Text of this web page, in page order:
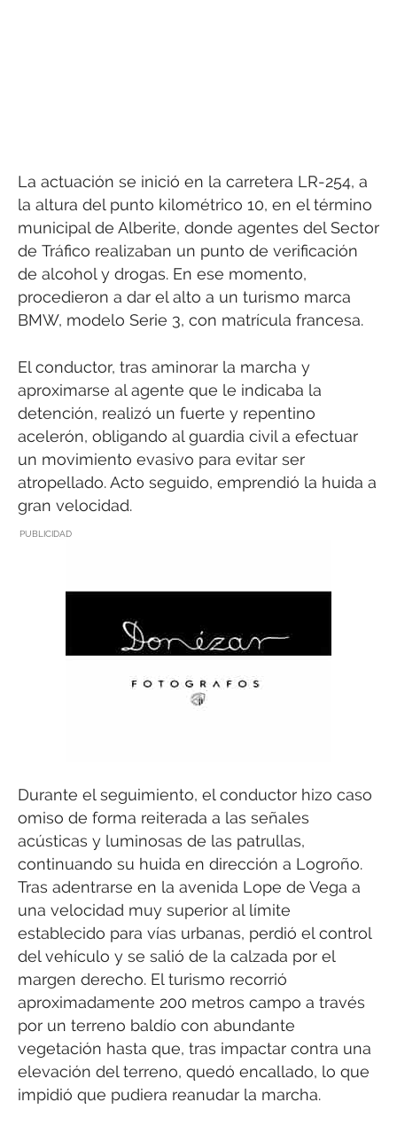
La actuación se inició en la carretera LR-254, a
la altura del punto kilométrico 10, en el término
municipal de Alberite, donde agentes del Sector
de Tráfico realizaban un punto de verificación
de alcohol y drogas. En ese momento,
procedieron a dar el alto a un turismo marca
BMW, modelo Serie 3, con matrícula francesa.
El conductor, tras aminorar la marcha y
aproximarse al agente que le indicaba la
detención, realizó un fuerte y repentino
acelerón, obligando al guardia civil a efectuar
un movimiento evasivo para evitar ser
atropellado. Acto seguido, emprendió la huida a
gran velocidad.
PUBLICIDAD
Durante el seguimiento, el conductor hizo caso
omiso de forma reiterada a las señales
acústicas y luminosas de las patrullas,
continuando su huida en dirección a Logroño.
Tras adentrarse en la avenida Lope de Vega a
una velocidad muy superior al límite
establecido para vías urbanas, perdió el control
del vehículo y se salió de la calzada por el
margen derecho. El turismo recorrió
aproximadamente 200 metros campo a través
por un terreno baldío con abundante
vegetación hasta que, tras impactar contra una
elevación del terreno, quedó encallado, lo que
impidió que pudiera reanudar la marcha.